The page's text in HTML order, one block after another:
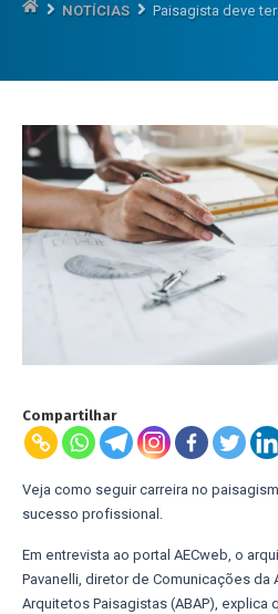
NOTÍCIAS Paisagista deve
Compartilhar
Veja como seguir carreira no
sucesso profissional.
Em entrevista ao portal AECweb, o
Pavanelli, diretor de Comunicações da
Arquitetos Paisagistas (ABAP),